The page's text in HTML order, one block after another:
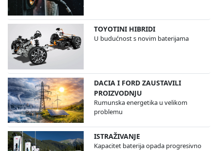
TOYOTINI HIBRIDI
U budućnost s novim baterijama
DACIA I FORD ZAUSTAVILI
PROIZVODNJU
Rumunska energetika u velikom
problemu
ISTRAŽIVANJE
Kapacitet baterija opada progresivno